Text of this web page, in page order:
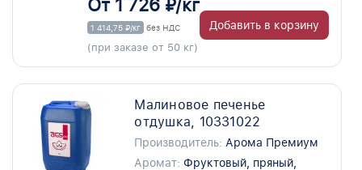
От 1 726 ₽/кг
1 414,75 ₽/кг без НДС
(при заказе от 50 кг)
Добавить в корзину
Малиновое печенье
отдушка, 10331022
Производитель: Арома Премиум
Аромат: Фруктовый, пряный,